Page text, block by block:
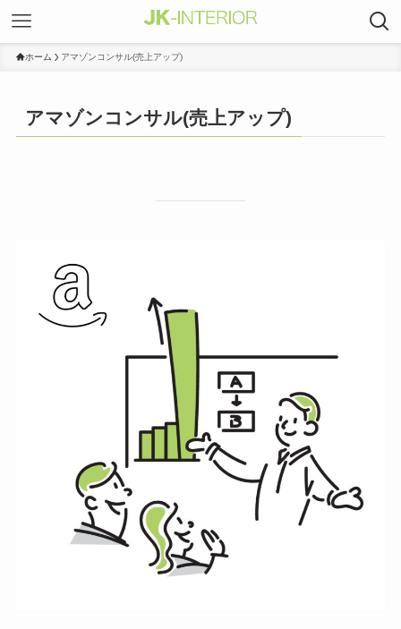
ホーム アマゾンコンサル(売上アップ)
アマゾンコンサル(売上アップ)